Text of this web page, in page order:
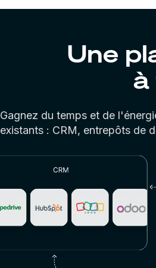
Une
Gagnez du temps et de
existants : CRM, entrepôts de